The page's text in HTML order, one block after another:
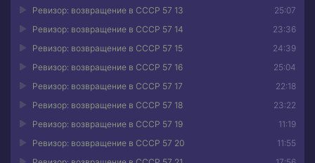
25:07
Ревизор: возвращение в СССР 57 13
23:36
Ревизор: возвращение в СССР 57 14
24:39
Ревизор: возвращение в СССР 57 15
25:04
Ревизор: возвращение в СССР 57 16
22:18
Ревизор: возвращение в СССР 57 17
23:22
Ревизор: возвращение в СССР 57 18
11:19
Ревизор: возвращение в СССР 57 19
11:55
Ревизор: возвращение в СССР 57 20